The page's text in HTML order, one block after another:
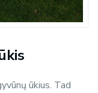
ūkius. Tad